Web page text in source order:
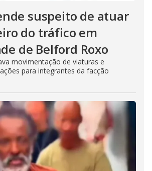
suspeito de atuar
do tráfico em
de Belford Roxo
movimentação de viaturas e
para integrantes da facção